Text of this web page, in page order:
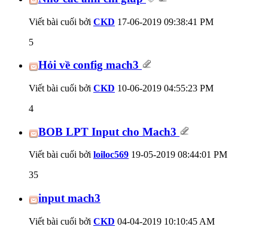
Viết bài cuối bởi CKD 17-06-2019 09:38:41 PM
5
Hỏi về config mach3
Viết bài cuối bởi CKD 10-06-2019 04:55:23 PM
4
BOB LPT Input cho Mach3
Viết bài cuối bởi loiloc569 19-05-2019 08:44:01 PM
35
input mach3
Viết bài cuối bởi CKD 04-04-2019 10:10:45 AM